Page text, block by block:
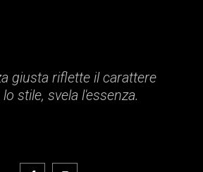
giusta riflette il carattere
stile, svela l'essenza.